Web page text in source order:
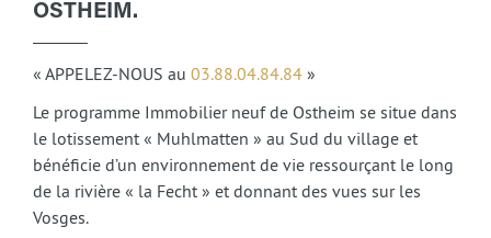
OSTHEIM.
« APPELEZ-NOUS au 03.88.04.84.84 »
Le programme Immobilier neuf de Ostheim se situe dans
le lotissement « Muhlmatten » au Sud du village et
bénéficie d’un environnement de vie ressourçant le long
de la rivière « la Fecht » et donnant des vues sur les
Vosges.